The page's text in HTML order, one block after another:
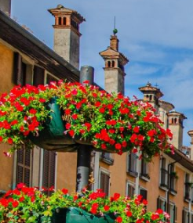
contenuto
principale